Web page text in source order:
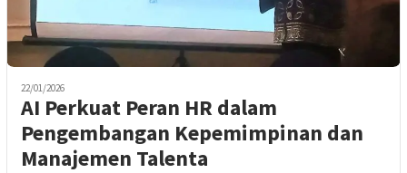
22/01/2026
AI Perkuat Peran HR dalam
Pengembangan Kepemimpinan dan
Manajemen Talenta